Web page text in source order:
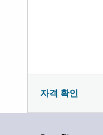
자격 확인